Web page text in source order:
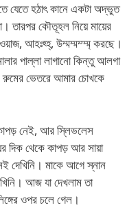
যেতে হঠাৎ কানে একটা অদ্ভুত
কৌতূহল নিয়ে মায়ের
আহঃহ্হ্, উম্মম্মম্ম্ম্ করছে।
পাল্লা লাগানো কিন্তু আলগা
রুমের ভেতরে আমার চোখকে
নেই, আর স্লিভলেস
দিক থেকে কাপড় আর সায়া
দেখিনি। মাকে আগে স্নান
আজ যা দেখলাম তা
ওপর চলে গেল।